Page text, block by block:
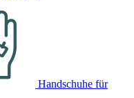
Handschuhe für